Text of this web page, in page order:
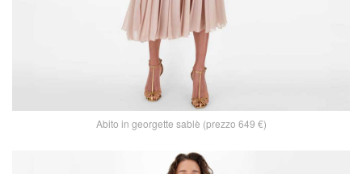
Abito in georgette sablè (prezzo 649 €)